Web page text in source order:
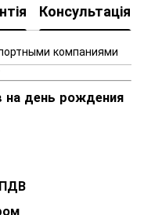
Консультація
на день рождения